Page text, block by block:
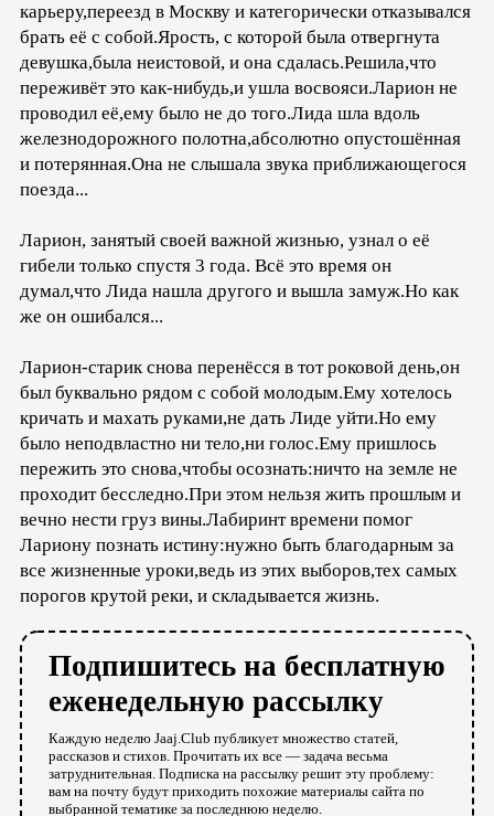
карьеру,переезд в Москву и категорически отказывался
брать её с собой.Ярость, с которой была отвергнута
девушка,была неистовой, и она сдалась.Решила,что
переживёт это как-нибудь,и ушла восвояси.Ларион не
проводил её,ему было не до того.Лида шла вдоль
железнодорожного полотна,абсолютно опустошённая
и потерянная.Она не слышала звука приближающегося
поезда...
Ларион, занятый своей важной жизнью, узнал о её
гибели только спустя 3 года. Всё это время он
думал,что Лида нашла другого и вышла замуж.Но как
же он ошибался...
Ларион-старик снова перенёсся в тот роковой день,он
был буквально рядом с собой молодым.Ему хотелось
кричать и махать руками,не дать Лиде уйти.Но ему
было неподвластно ни тело,ни голос.Ему пришлось
пережить это снова,чтобы осознать:ничто на земле не
проходит бесследно.При этом нельзя жить прошлым и
вечно нести груз вины.Лабиринт времени помог
Лариону познать истину:нужно быть благодарным за
все жизненные уроки,ведь из этих выборов,тех самых
порогов крутой реки, и складывается жизнь.
Подпишитесь на бесплатную
еженедельную рассылку
Каждую неделю Jaaj.Club публикует множество статей,
рассказов и стихов. Прочитать их все — задача весьма
затруднительная. Подписка на рассылку решит эту проблему:
вам на почту будут приходить похожие материалы сайта по
выбранной тематике за последнюю неделю.